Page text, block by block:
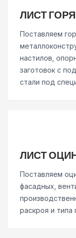
ЛИСТ
Поставляем
настилов,
заготовок с
стали под
ЛИСТ
Поставляем
фасадных,
раскроя и